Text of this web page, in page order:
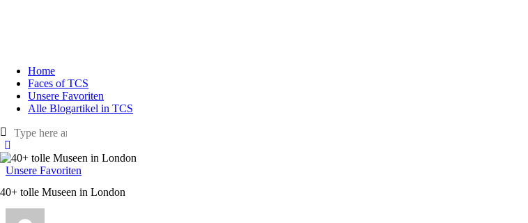
Home
Faces of TCS
Unsere Favoriten
Alle Blogartikel in TCS
Unsere Favoriten
40+ tolle Museen in London